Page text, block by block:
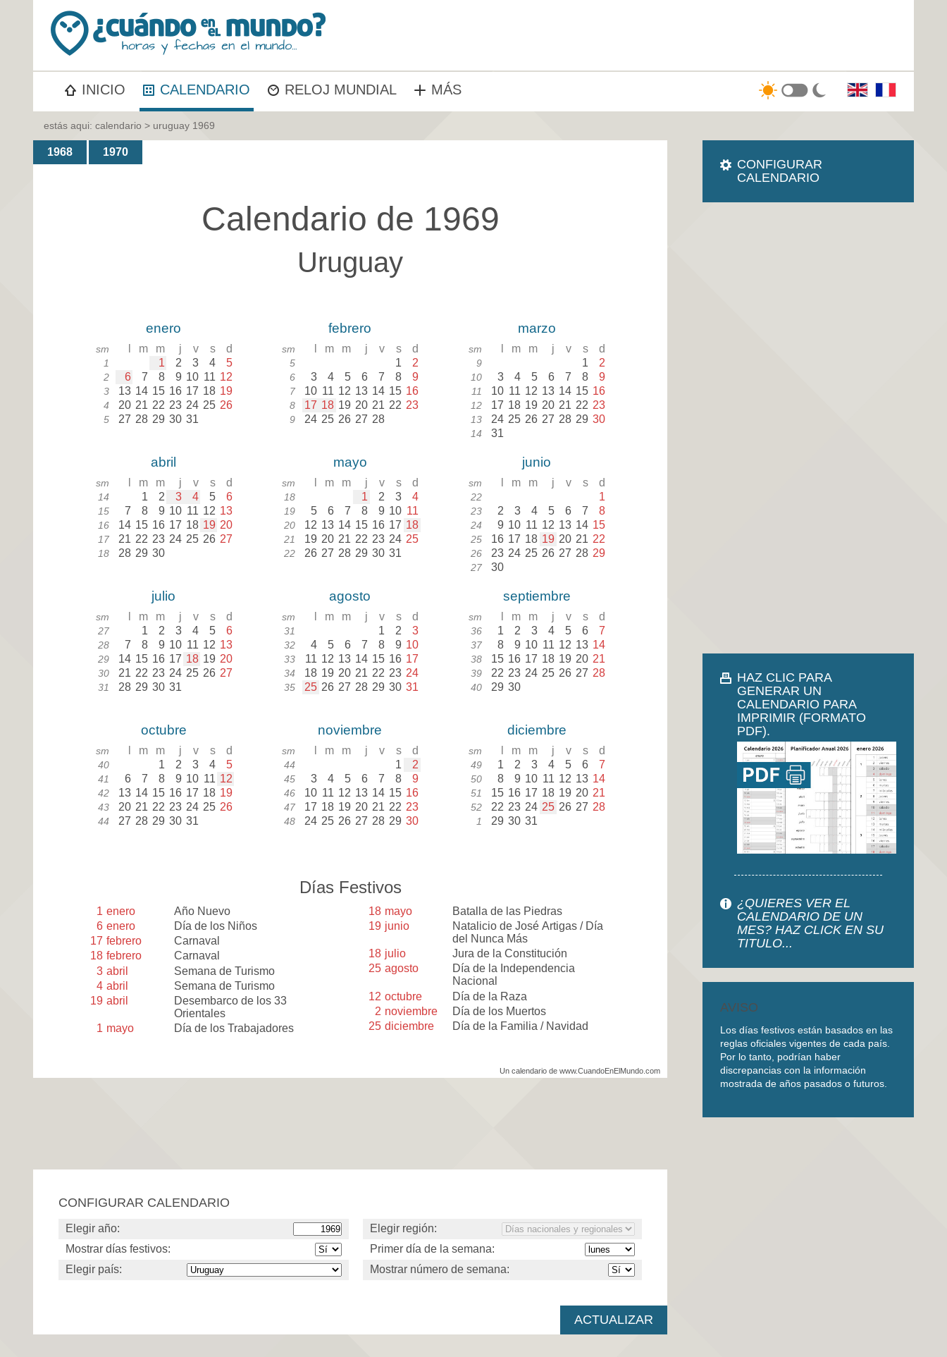
INICIO CALENDARIO RELOJ MUNDIAL MÁS
estás aqui: calendario > uruguay 1969
1968 1970
Calendario de 1969
Uruguay
enero
sm m m j v s d
1 1 2 3 4 5
2 6 7 8 9 10 11 12
3 13 14 15 16 17 18 19
4 20 21 22 23 24 25 26
5 27 28 29 30 31
febrero
sm m m j v s d
5 1 2
6 3 4 5 6 7 8 9
7 10 11 12 13 14 15 16
8 17 18 19 20 21 22 23
9 24 25 26 27 28
marzo
sm m m j v s d
9 1 2
10 3 4 5 6 7 8 9
11 10 11 12 13 14 15 16
12 17 18 19 20 21 22 23
13 24 25 26 27 28 29 30
14 31
abril
sm m m j v s d
14 1 2 3 4 5 6
15 7 8 9 10 11 12 13
16 14 15 16 17 18 19 20
17 21 22 23 24 25 26 27
18 28 29 30
mayo
sm m m j v s d
18 1 2 3 4
19 5 6 7 8 9 10 11
20 12 13 14 15 16 17 18
21 19 20 21 22 23 24 25
22 26 27 28 29 30 31
junio
sm m m j v s d
22 1
23 2 3 4 5 6 7 8
24 9 10 11 12 13 14 15
25 16 17 18 19 20 21 22
26 23 24 25 26 27 28 29
27 30
julio
sm m m j v s d
27 1 2 3 4 5 6
28 7 8 9 10 11 12 13
29 14 15 16 17 18 19 20
30 21 22 23 24 25 26 27
31 28 29 30 31
agosto
sm m m j v s d
31 1 2 3
32 4 5 6 7 8 9 10
33 11 12 13 14 15 16 17
34 18 19 20 21 22 23 24
35 25 26 27 28 29 30 31
septiembre
sm m m j v s d
36 1 2 3 4 5 6 7
37 8 9 10 11 12 13 14
38 15 16 17 18 19 20 21
39 22 23 24 25 26 27 28
40 29 30
octubre
sm m m j v s d
40 1 2 3 4 5
41 6 7 8 9 10 11 12
42 13 14 15 16 17 18 19
43 20 21 22 23 24 25 26
44 27 28 29 30 31
noviembre
sm m m j v s d
44 1 2
45 3 4 5 6 7 8 9
46 10 11 12 13 14 15 16
47 17 18 19 20 21 22 23
48 24 25 26 27 28 29 30
diciembre
sm m m j v s d
49 1 2 3 4 5 6 7
50 8 9 10 11 12 13 14
51 15 16 17 18 19 20 21
52 22 23 24 25 26 27 28
1 29 30 31
Días Festivos
1 enero
Año Nuevo
6 enero
Día de los Niños
17 febrero
Carnaval
18 febrero
Carnaval
3 abril
Semana de Turismo
4 abril
Semana de Turismo
19 abril
Desembarco de los 33
Orientales
1 mayo Día de los Trabajadores
18 mayo
Batalla de las Piedras
19 junio
Natalicio de José Artigas / Día
del Nunca Más
18 julio
Jura de la Constitución
25 agosto
Día de la Independencia
Nacional
12 octubre
Día de la Raza
2 noviembre
Día de los Muertos
25 diciembre Día de la Familia / Navidad
Un calendario de www.CuandoEnElMundo.com
CONFIGURAR CALENDARIO
Elegir año:
Mostrar días festivos:
Elegir país:
Elegir región:
Primer día de la semana:
Mostrar número de semana:
CONFIGURAR
CALENDARIO
HAZ CLIC PARA
GENERAR UN
CALENDARIO PARA
IMPRIMIR (FORMATO
PDF).
¿QUIERES VER EL
CALENDARIO DE UN
MES? HAZ CLICK EN SU
TITULO...
AVISO
Los días festivos están basados en las
reglas oficiales vigentes de cada país.
Por lo tanto, podrían haber
discrepancias con la información
mostrada de años pasados o futuros.